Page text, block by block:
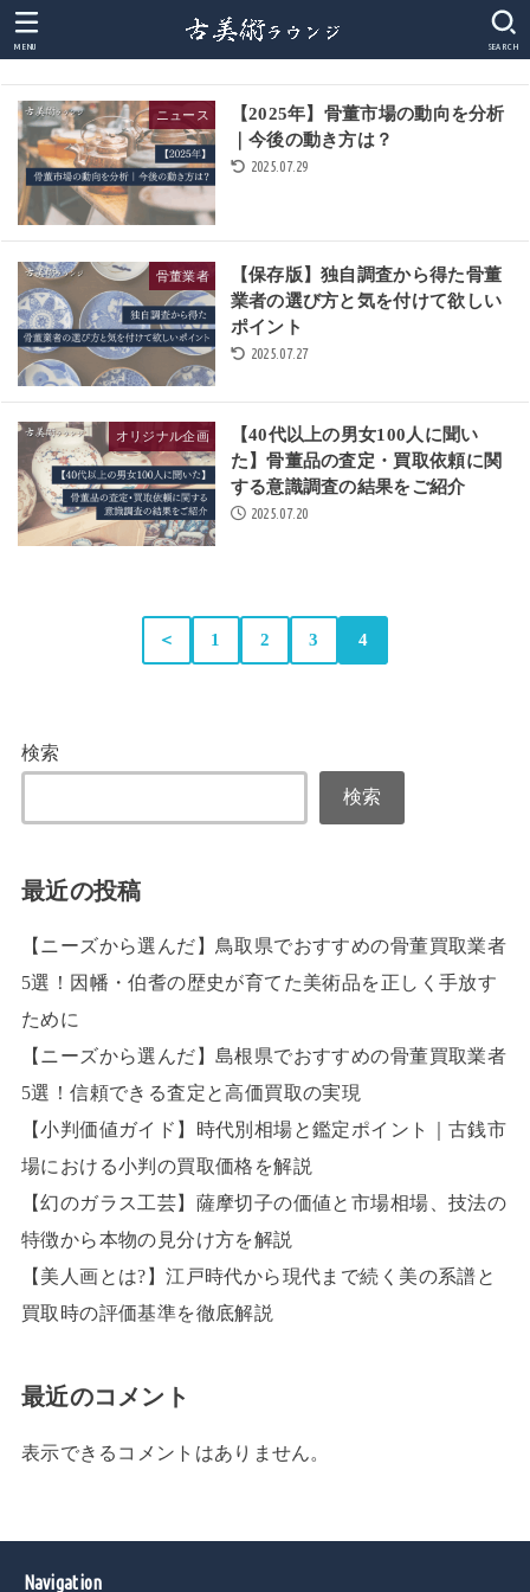
SEARCH
MENU
ニュース
【2025年】骨董市場の動向を分析
｜今後の動き方は？
2025.07.29
骨董業者
【保存版】独自調査から得た骨董
業者の選び方と気を付けて欲しい
ポイント
2025.07.27
オリジナル企画
【40代以上の男女100人に聞い
た】骨董品の査定・買取依頼に関
する意識調査の結果をご紹介
2025.07.20
＜ 1 2 3 4
検索
検索
最近の投稿
【ニーズから選んだ】鳥取県でおすすめの骨董買取業者
5選！因幡・伯耆の歴史が育てた美術品を正しく手放す
ために
【ニーズから選んだ】島根県でおすすめの骨董買取業者
5選！信頼できる査定と高価買取の実現
【小判価値ガイド】時代別相場と鑑定ポイント｜古銭市
場における小判の買取価格を解説
【幻のガラス工芸】薩摩切子の価値と市場相場、技法の
特徴から本物の見分け方を解説
【美人画とは?】江戸時代から現代まで続く美の系譜と
買取時の評価基準を徹底解説
最近のコメント
表示できるコメントはありません。
Navigation